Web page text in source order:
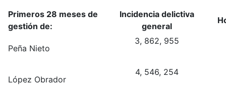
Primeros 28 meses de
gestión de:
Incidencia delictiva
general
Peña Nieto
3, 862, 955
López Obrador
4, 546, 254